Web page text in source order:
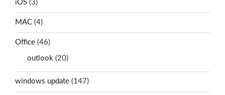
iOS (3)
MAC (4)
Office (46)
outlook (20)
windows update (147)